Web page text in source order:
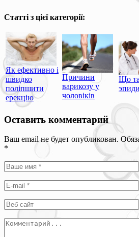
Статті з цієї категорії:
Як ефективно і
швидко
поліпшити
ерекцію
Причини
варикозу у
чоловіків
Що
Оставить комментарий
Ваш email не будет опубликован.
*